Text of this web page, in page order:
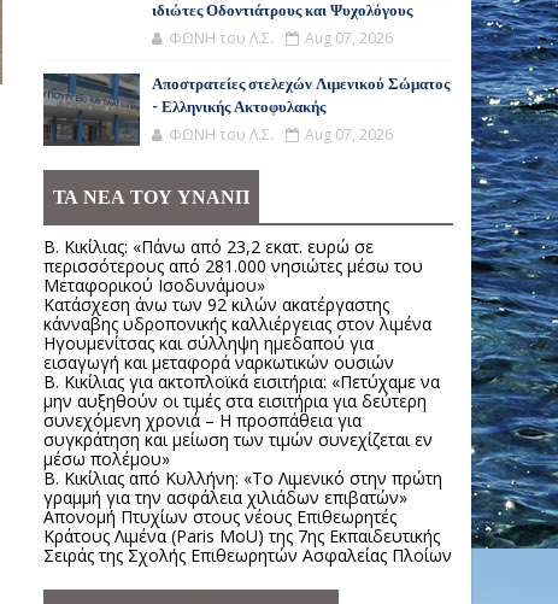
ιδιώτες Οδοντιάτρους και Ψυχολόγους
ΦΩΝΗ του Λ.Σ. Aug 07, 2026
Αποστρατείες στελεχών Λιμενικού Σώματος
- Ελληνικής Ακτοφυλακής
ΦΩΝΗ του Λ.Σ. Aug 07, 2026
ΤΑ ΝΕΑ ΤΟΥ ΥΝΑΝΠ
Β. Κικίλιας: «Πάνω από 23,2 εκατ. ευρώ σε
περισσότερους από 281.000 νησιώτες μέσω του
Μεταφορικού Ισοδυνάμου»
Κατάσχεση άνω των 92 κιλών ακατέργαστης
κάνναβης υδροπονικής καλλιέργειας στον λιμένα
Ηγουμενίτσας και σύλληψη ημεδαπού για
εισαγωγή και μεταφορά ναρκωτικών ουσιών
Β. Κικίλιας για ακτοπλοϊκά εισιτήρια: «Πετύχαμε να
μην αυξηθούν οι τιμές στα εισιτήρια για δεύτερη
συνεχόμενη χρονιά – Η προσπάθεια για
συγκράτηση και μείωση των τιμών συνεχίζεται εν
μέσω πολέμου»
Β. Κικίλιας από Κυλλήνη: «Το Λιμενικό στην πρώτη
γραμμή για την ασφάλεια χιλιάδων επιβατών»
Απονομή Πτυχίων στους νέους Επιθεωρητές
Κράτους Λιμένα (Paris MoU) της 7ης Εκπαιδευτικής
Σειράς της Σχολής Επιθεωρητών Ασφαλείας Πλοίων